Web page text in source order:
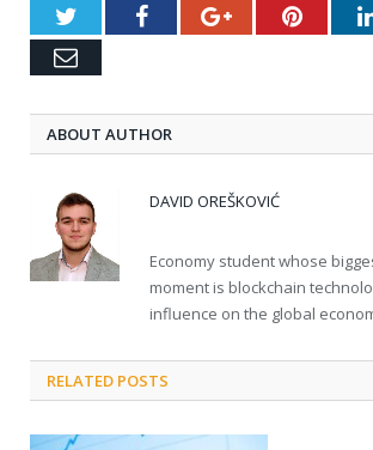
TwitterFacebookGoogle+
Email
ABOUT AUTHOR
DAVID OREŠKOVIĆ
Economy student whose
moment is blockchain
influence on the global
RELATED POSTS